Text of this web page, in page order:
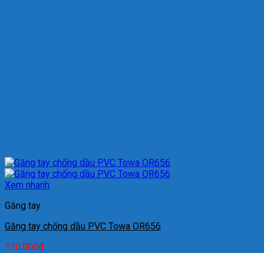
Xem nhanh
Găng tay
Găng tay chống dầu PVC Towa OR656
110.000₫